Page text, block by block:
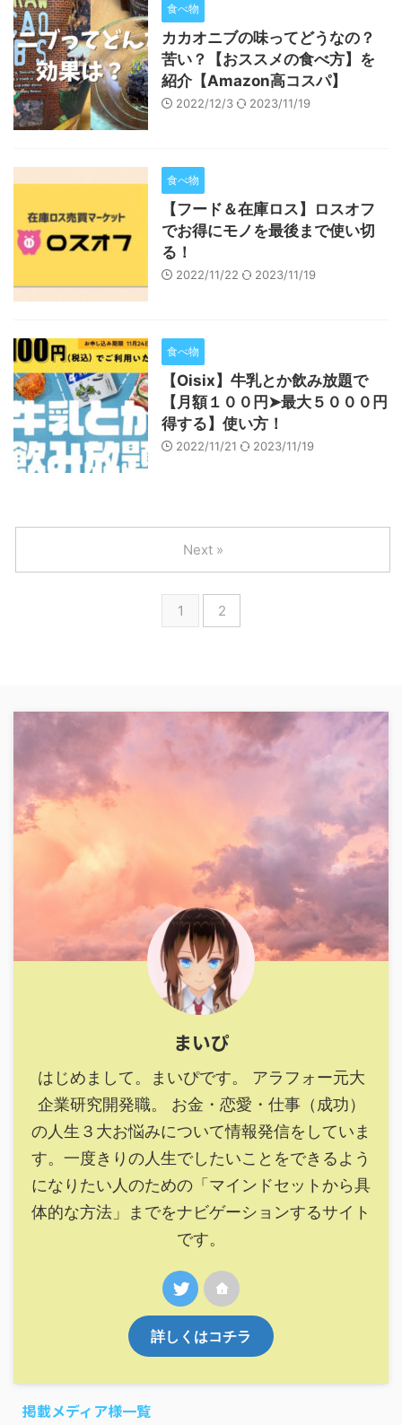
食べ物
カカオニブの味ってどうなの？
苦い？【おススメの食べ方】を
紹介【Amazon高コスパ】
2022/12/3 2023/11/19
食べ物
【フード＆在庫ロス】ロスオフ
でお得にモノを最後まで使い切
る！
2022/11/22 2023/11/19
食べ物
【Oisix】牛乳とか飲み放題で
【月額１００円➤最大５０００円
得する】使い方！
2022/11/21 2023/11/19
1 2
Next »
まいぴ
はじめまして。まいぴです。 アラフォー元大
企業研究開発職。 お金・恋愛・仕事（成功）
の人生３大お悩みについて情報発信をしていま
す。一度きりの人生でしたいことをできるよう
になりたい人のための「マインドセットから具
体的な方法」までをナビゲーションするサイト
です。
詳しくはコチラ
掲載メディア様一覧